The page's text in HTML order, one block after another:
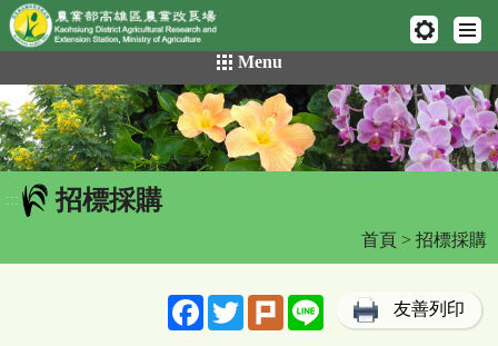
網頁置頂
到
主
要
內
容
區
Menu
::: 招標採購
首頁 > 招標採購
FacebookTwitterPlurk Line 友善列印